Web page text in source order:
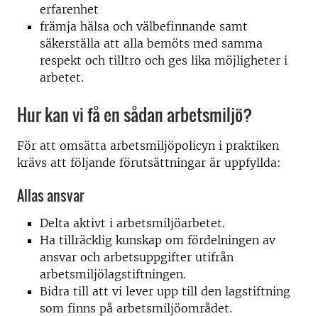
erfarenhet
främja hälsa och välbefinnande samt
säkerställa att alla bemöts med samma
respekt och tilltro och ges lika möjligheter i
arbetet.
Hur kan vi få en sådan arbetsmiljö?
För att omsätta arbetsmiljöpolicyn i praktiken
krävs att följande förutsättningar är uppfyllda:
Allas ansvar
Delta aktivt i arbetsmiljöarbetet.
Ha tillräcklig kunskap om fördelningen av
ansvar och arbetsuppgifter utifrån
arbetsmiljölagstiftningen.
Bidra till att vi lever upp till den lagstiftning
som finns på arbetsmiljöområdet.